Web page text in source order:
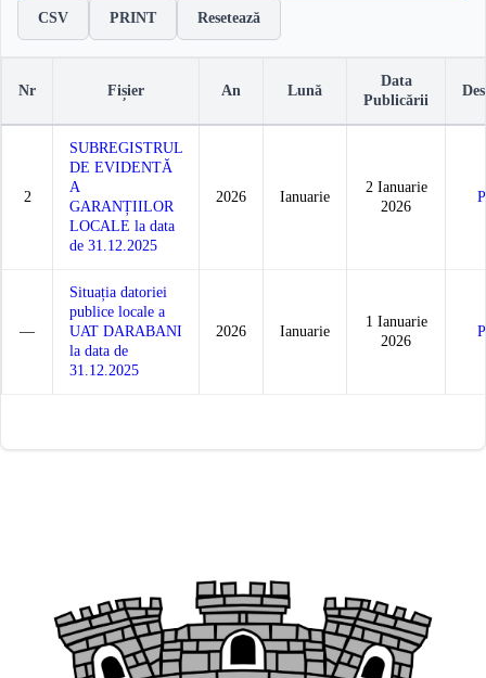
CSV PRINT Resetează
Nr Fișier An Lună
Data
Publicării
2
SUBREGISTRUL
DE EVIDENTĂ
A
GARANȚIILOR
LOCALE la data
de 31.12.2025
2026 Ianuarie
2 Ianuarie
2026
—
Situația datoriei
publice locale a
UAT DARABANI
la data de
31.12.2025
2026 Ianuarie
1 Ianuarie
2026